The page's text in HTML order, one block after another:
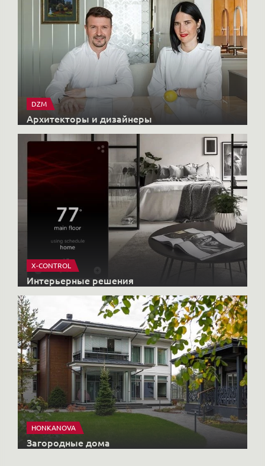
DZM
Архитекторы и дизайнеры
X-CONTROL
Интерьерные решения
HONKANOVA
Загородные дома